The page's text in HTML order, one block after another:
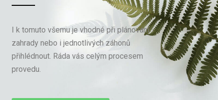
I k tomuto všemu je vhodné při plánování
zahrady nebo i jednotlivých záhonů
přihlédnout. Ráda vás celým procesem
provedu.